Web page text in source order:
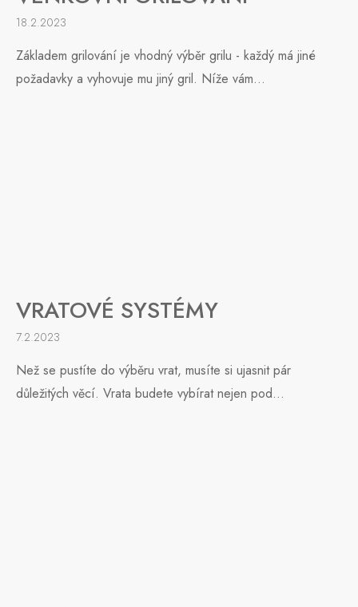
18.2.2023
Základem grilování je vhodný výběr grilu - každý má jiné
požadavky a vyhovuje mu jiný gril. Níže vám...
VRATOVÉ SYSTÉMY
7.2.2023
Než se pustíte do výběru vrat, musíte si ujasnit pár
důležitých věcí. Vrata budete vybírat nejen pod...